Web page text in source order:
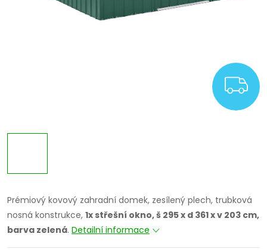
Prémiový kovový zahradní domek, zesílený plech, trubková
nosná konstrukce, 1x střešní okno, š 295 x d 361 x v 203 cm,
barva zelená. Detailní informace